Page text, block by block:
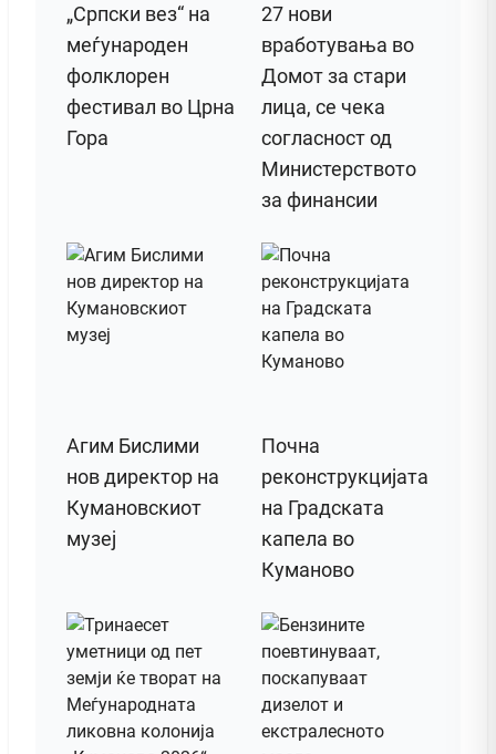
„Српски вез“ на
меѓународен
фолклорен
фестивал во Црна
Гора
27 нови
вработувања во
Домот за стари
лица, се чека
согласност од
Министерството
за финансии
Агим Бислими
нов директор на
Кумановскиот
музеј
Почна
реконструкцијата
на Градската
капела во
Куманово